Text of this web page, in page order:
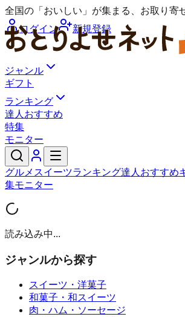
全国の「おいしい」が集まる、お取り寄
ログイン
新規登録
ジャンル
ギフト
ランキング
達人おすすめ
特集
モニター
グルメ スイーツランキング達人おすすめ
集モニター
読み込み中...
ジャンルから探す
スイーツ・洋菓子
和菓子・和スイーツ
肉・ハム・ソーセージ